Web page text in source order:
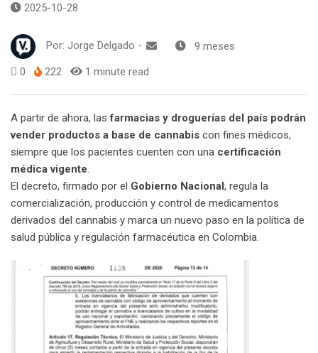
2025-10-28
Por: Jorge Delgado - 9 meses
0 222 1 minute read
A partir de ahora, lasfarmacias y droguerías del país podrán
vender productos a base de cannabis con fines médicos,
siempre que los pacientes cuenten con una certificación
médica vigente.
El decreto, firmado por el Gobierno Nacional, regula la
comercialización, producción y control de medicamentos
derivados del cannabis y marca un nuevo paso en la política de
salud pública y regulación farmacéutica en Colombia.